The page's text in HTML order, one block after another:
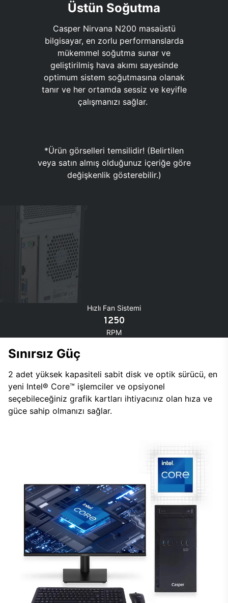
Üstün Soğutma
Casper Nirvana N200 masaüstü
bilgisayar, en zorlu performanslarda
mükemmel soğutma sunar ve
geliştirilmiş hava akımı sayesinde
optimum sistem soğutmasına olanak
tanır ve her ortamda sessiz ve keyifle
çalışmanızı sağlar.
*Ürün görselleri temsilidir! (Belirtilen
veya satın almış olduğunuz içeriğe göre
değişkenlik gösterebilir.)
Hızlı Fan Sistemi
1250
RPM
Sınırsız Güç
2 adet yüksek kapasiteli sabit disk ve optik sürücü, en
yeni Intel® Core™ işlemciler ve opsiyonel
seçebileceğiniz grafik kartları ihtiyacınız olan hıza ve
güce sahip olmanızı sağlar.